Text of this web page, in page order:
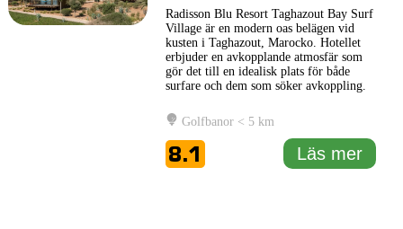
Radisson Blu Resort Taghazout Bay Surf
Village är en modern oas belägen vid
kusten i Taghazout, Marocko. Hotellet
erbjuder en avkopplande atmosfär som
gör det till en idealisk plats för både
surfare och dem som söker avkoppling.
imponerande surfkulturen i området, är
det en perfekt utgångspunkt för att
utforska omgivningarna eller njuta av
beach vibes. Radisson Blu... Läs mer
Golfbanor < 5 km
8.1 Läs mer